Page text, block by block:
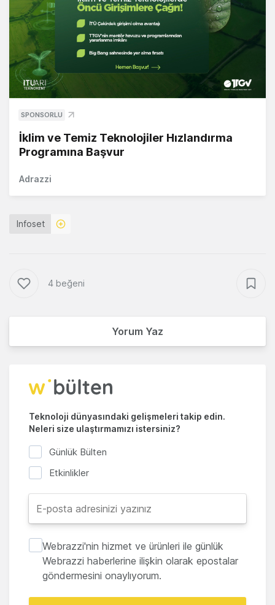
SPONSORLU
İklim ve Temiz Teknolojiler Hızlandırma
Programına Başvur
Adrazzi
Infoset
4 beğeni
Yorum Yaz
Teknoloji dünyasındaki gelişmeleri takip edin.
Neleri size ulaştırmamızı istersiniz?
Günlük Bülten
Etkinlikler
Webrazzi'nin hizmet ve ürünleri ile günlük
Webrazzi haberlerine ilişkin olarak epostalar
göndermesini onaylıyorum.